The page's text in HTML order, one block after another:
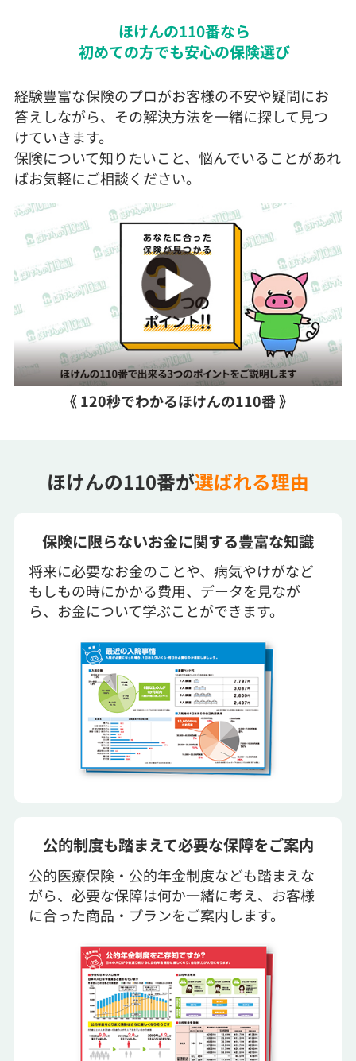
ほけんの110番なら
初めての方でも安心の保険選び
《 120秒でわかるほけんの110番 》
経験豊富な保険のプロがお客様の不安や疑問にお
答えしながら、その解決方法を一緒に探して見つ
けていきます。
保険について知りたいこと、悩んでいることがあれ
ばお気軽にご相談ください。
ほけんの110番が選ばれる理由
将来に必要なお金のことや、病気やけがなど
もしもの時にかかる費用、データを見なが
ら、お金について学ぶことができます。
保険に限らないお金に関する豊富な知識
公的医療保険・公的年金制度なども踏まえな
がら、必要な保障は何か一緒に考え、お客様
に合った商品・プランをご案内します。
公的制度も踏まえて必要な保障をご案内